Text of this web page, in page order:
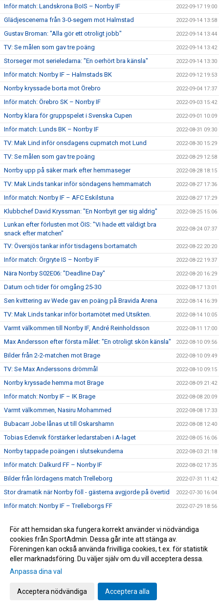
Inför match: Landskrona BoIS – Norrby IF 2022-09-17 19:00
Glädjescenerna från 3-0-segern mot Halmstad 2022-09-14 13:58
Gustav Broman: "Alla gör ett otroligt jobb" 2022-09-14 13:44
TV: Se målen som gav tre poäng 2022-09-14 13:42
Storseger mot serieledarna: "En oerhört bra känsla" 2022-09-14 13:30
Inför match: Norrby IF – Halmstads BK 2022-09-12 19:53
Norrby kryssade borta mot Örebro 2022-09-04 17:37
Inför match: Örebro SK – Norrby IF 2022-09-03 15:42
Norrby klara för gruppspelet i Svenska Cupen 2022-09-01 10:09
Inför match: Lunds BK – Norrby IF 2022-08-31 09:30
TV: Mak Lind inför onsdagens cupmatch mot Lund 2022-08-30 15:29
TV: Se målen som gav tre poäng 2022-08-29 12:58
Norrby upp på säker mark efter hemmaseger 2022-08-28 18:15
TV: Mak Linds tankar inför söndagens hemmamatch 2022-08-27 17:36
Inför match: Norrby IF – AFC Eskilstuna 2022-08-27 17:29
Klubbchef David Kryssman: "En Norrbyit ger sig aldrig" 2022-08-25 15:06
Lunkan efter förlusten mot ÖIS: "Vi hade ett väldigt bra
snack efter matchen"
2022-08-24 07:37
TV: Översjös tankar inför tisdagens bortamatch 2022-08-22 20:20
Inför match: Örgryte IS – Norrby IF 2022-08-22 19:37
Nära Norrby S02E06: "Deadline Day" 2022-08-20 16:29
Datum och tider för omgång 25-30 2022-08-17 13:01
Sen kvittering av Wede gav en poäng på Bravida Arena 2022-08-14 16:39
TV: Mak Linds tankar inför bortamötet med Utsikten. 2022-08-14 10:05
Varmt välkommen till Norrby IF, André Reinholdsson 2022-08-11 17:00
Max Andersson efter första målet: "En otroligt skön känsla" 2022-08-10 09:56
Bilder från 2-2-matchen mot Brage 2022-08-10 09:49
TV: Se Max Anderssons drömmål 2022-08-10 09:15
Norrby kryssade hemma mot Brage 2022-08-09 21:42
Inför match: Norrby IF – IK Brage 2022-08-08 20:09
Varmt välkommen, Nasiru Mohammed 2022-08-08 17:33
Bubacarr Jobe lånas ut till Oskarshamn 2022-08-08 12:40
Tobias Edenvik förstärker ledarstaben i A-laget 2022-08-05 16:06
Norrby tappade poängen i slutsekunderna 2022-08-03 21:18
Inför match: Dalkurd FF – Norrby IF 2022-08-02 17:35
Bilder från lördagens match Trelleborg 2022-07-31 11:42
Stor dramatik när Norrby föll - gästerna avgjorde på övertid 2022-07-30 16:04
Inför match: Norrby IF – Trelleborgs FF 2022-07-29 18:56
Inför match: IF Brommapojkarna – Norrby IF 2022-07-23 17:45
Christian Rubio Sivodedov och Norrby IF går skilda vägar 2022-07-20 20:48
Bilder från tisdagens 1-1-match mot J-Södra 2022-07-19 23:21
Delad pott på Borås Arena
Inför match: Norrby IF – Jönköpings Södra IF
Jaheem Burke och Victor Karlsson ansluter på lån
För att hemsidan ska fungera korrekt använder vi nödvändiga
cookies från SportAdmin. Dessa går inte att stänga av.
Föreningen kan också använda frivilliga cookies, t.ex. för statistik
eller marknadsföring. Du väljer själv om du vill acceptera dessa.
Anpassa dina val
Acceptera nödvändiga Acceptera alla